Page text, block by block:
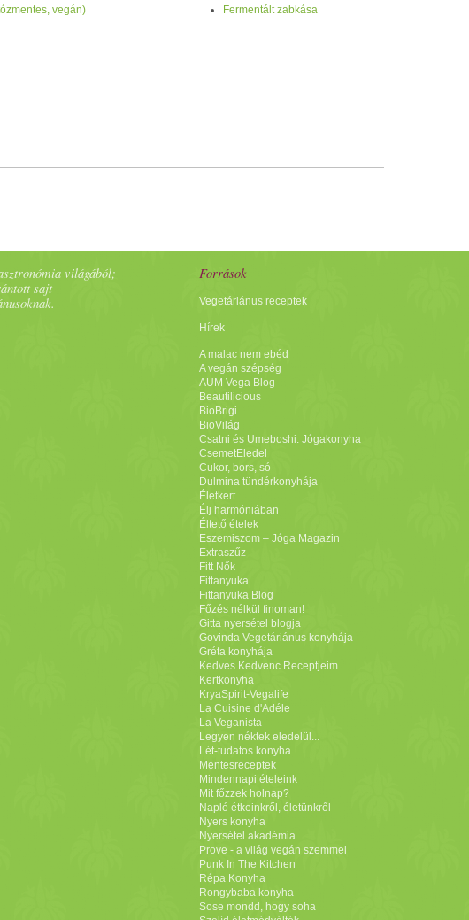
vegán)
Fermentált zabkása
világából;
sajt
Források
Vegetáriánus receptek
Hírek
A malac nem ebéd
A vegán szépség
AUM Vega Blog
Beautilicious
BioBrigi
BioVilág
Csatni és Umeboshi: Jógakonyha
CsemetEledel
Cukor, bors, só
Dulmina tündérkonyhája
Életkert
Élj harmóniában
Éltető ételek
Eszemiszom – Jóga Magazin
Extraszűz
Fitt Nők
Fittanyuka
Fittanyuka Blog
Főzés nélkül finoman!
Gitta nyersétel blogja
Govinda Vegetáriánus konyhája
Gréta konyhája
Kedves Kedvenc Receptjeim
Kertkonyha
KryaSpirit-Vegalife
La Cuisine d'Adéle
La Veganista
Legyen néktek eledelül...
Lét-tudatos konyha
Mentesreceptek
Mindennapi ételeink
Mit főzzek holnap?
Napló étkeinkről, életünkről
Nyers konyha
Nyersétel akadémia
Prove - a világ vegán szemmel
Punk In The Kitchen
Répa Konyha
Rongybaba konyha
Sose mondd, hogy soha